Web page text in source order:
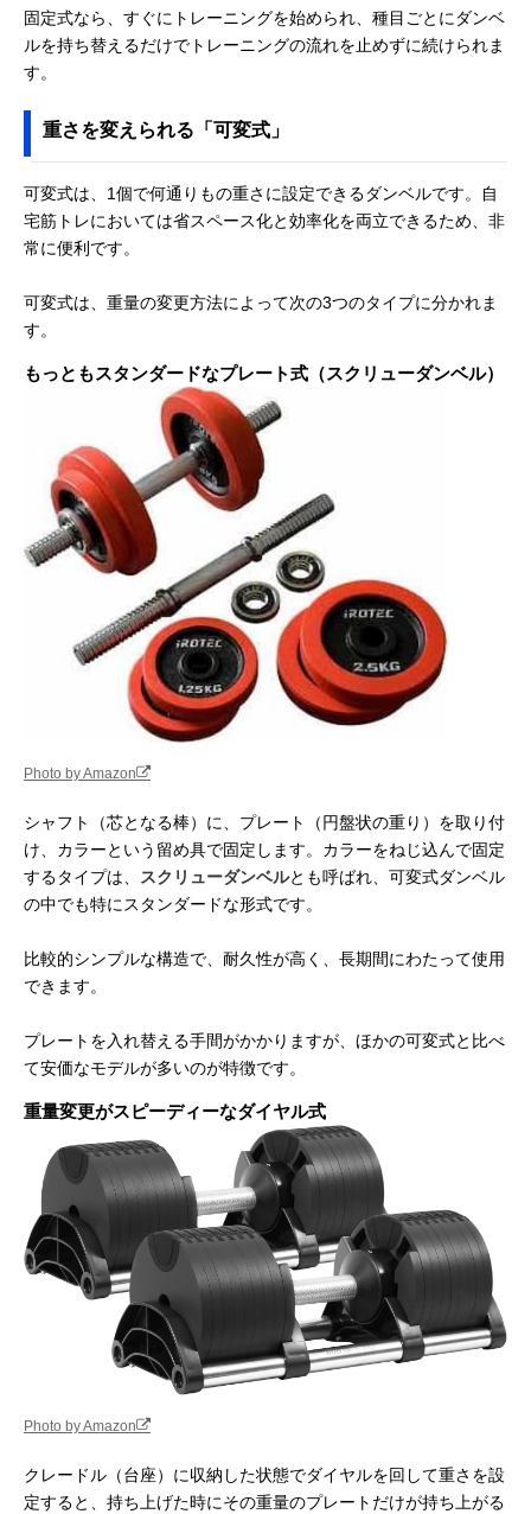
固定式なら、すぐにトレーニングを始められ、種目ごとにダンベ
ルを持ち替えるだけでトレーニングの流れを止めずに続けられま
す。
重さを変えられる「可変式」
可変式は、1個で何通りもの重さに設定できるダンベルです。自
宅筋トレにおいては省スペース化と効率化を両立できるため、非
常に便利です。
可変式は、重量の変更方法によって次の3つのタイプに分かれま
す。
もっともスタンダードなプレート式（スクリューダンベル）
Photo by Amazon
シャフト（芯となる棒）に、プレート（円盤状の重り）を取り付
け、カラーという留め具で固定します。カラーをねじ込んで固定
するタイプは、 スクリューダンベルとも呼ばれ、可変式ダンベル
の中でも特にスタンダードな形式です。
比較的シンプルな構造で、耐久性が高く、長期間にわたって使用
できます。
プレートを入れ替える手間がかかりますが、ほかの可変式と比べ
て安価なモデルが多いのが特徴です。
重量変更がスピーディーなダイヤル式
Photo by Amazon
クレードル（台座）に収納した状態でダイヤルを回して重さを設
定すると、持ち上げた時にその重量のプレートだけが持ち上がる